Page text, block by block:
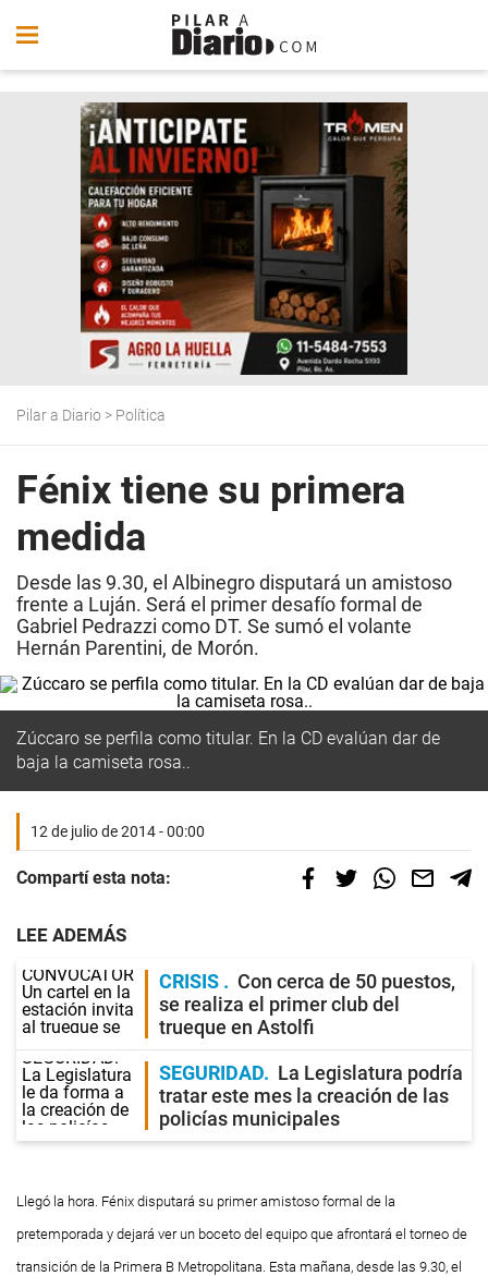
Pilar a Diario > Política
Fénix tiene su primera
medida
Desde las 9.30, el Albinegro disputará un amistoso
frente a Luján. Será el primer desafío formal de
Gabriel Pedrazzi como DT. Se sumó el volante
Hernán Parentini, de Morón.
Zúccaro se perfila como titular. En la CD evalúan dar de
baja la camiseta rosa..
12 de julio de 2014 - 00:00
Compartí esta nota:
LEE ADEMÁS
CRISIS
Con cerca de 50 puestos,
se realiza el primer club del
trueque en Astolfi
SEGURIDAD
La Legislatura podría
tratar este mes la creación de las
policías municipales
Llegó la hora. Fénix disputará su primer amistoso formal de la
pretemporada y dejará ver un boceto del equipo que afrontará el torneo de
transición de la Primera B Metropolitana. Esta mañana, desde las 9.30, el